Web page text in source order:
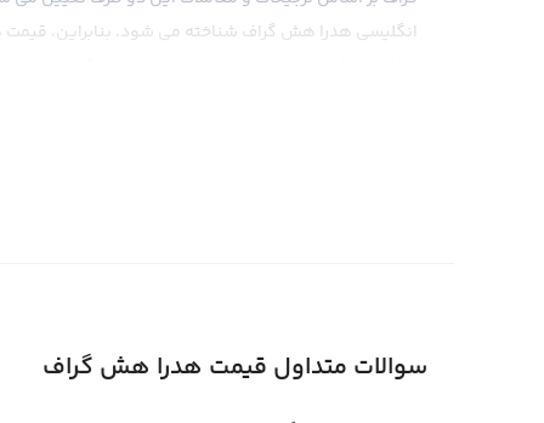
انگلیسی هدرا هش گراف شناخته می شود. بنابراین،
قیمت لحظه ای هدرا هش گراف حاصل خرید و فروش لحظه
سوالات متداول قیمت هدرا هش گراف